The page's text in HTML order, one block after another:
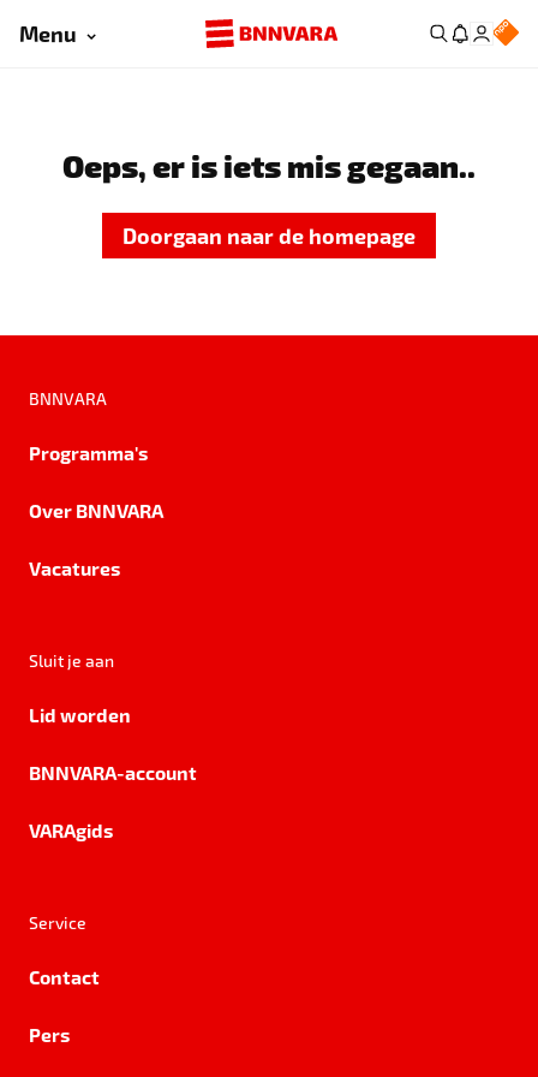
Menu
Oeps, er is iets mis gegaan..
Doorgaan naar de homepage
BNNVARA
Programma's
Over BNNVARA
Vacatures
Sluit je aan
Lid worden
BNNVARA-account
VARAgids
Service
Contact
Pers